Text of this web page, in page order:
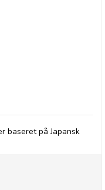
baseret på Japansk